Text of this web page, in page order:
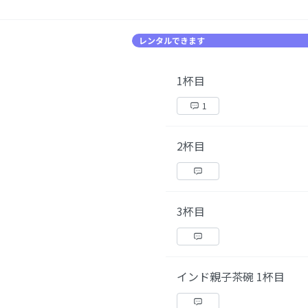
レンタルできます
1杯目
1
2杯目
3杯目
インド親子茶碗 1杯目